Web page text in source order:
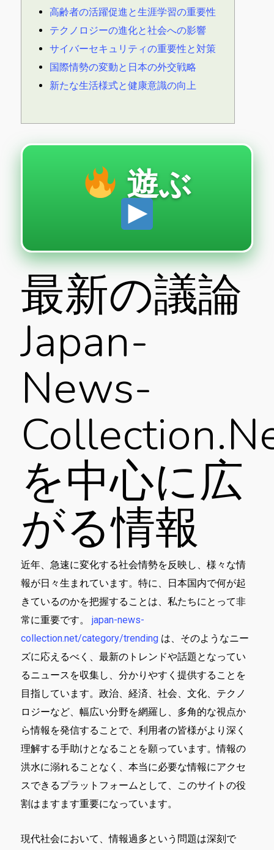
高齢者の活躍促進と生涯学習の重要性
テクノロジーの進化と社会への影響
サイバーセキュリティの重要性と対策
国際情勢の変動と日本の外交戦略
新たな生活様式と健康意識の向上
遊ぶ
最新の議論
Japan-
News-
を中心に広
がる情報
近年、急速に変化する社会情勢を反映し、様々な情
報が日々生まれています。特に、日本国内で何が起
きているのかを把握することは、私たちにとって非
常に重要です。 japan-news-
collection.net/category/trendingは、そのようなニー
ズに応えるべく、最新のトレンドや話題となってい
るニュースを収集し、分かりやすく提供することを
目指しています。政治、経済、社会、文化、テクノ
ロジーなど、幅広い分野を網羅し、多角的な視点か
ら情報を発信することで、利用者の皆様がより深く
理解する手助けとなることを願っています。情報の
洪水に溺れることなく、本当に必要な情報にアクセ
スできるプラットフォームとして、このサイトの役
割はますます重要になっています。
現代社会において、情報過多という問題は深刻で